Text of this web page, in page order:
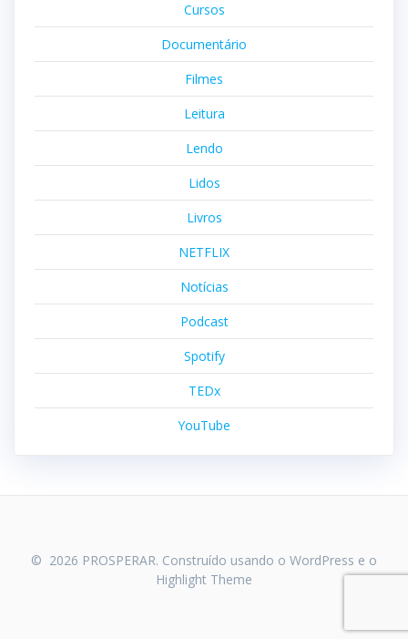
Cursos
Documentário
Filmes
Leitura
Lendo
Lidos
Livros
NETFLIX
Notícias
Podcast
Spotify
TEDx
YouTube
© 2026 PROSPERAR. Construído usando o WordPress e o
Highlight Theme